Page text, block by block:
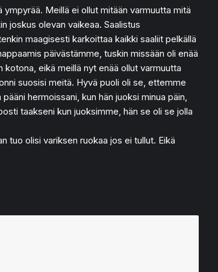
Meillä ei ollut mitään varmuutta mitä
joskus olevan vaikeaa. Saalistus
maagisesti karkoittaa kaikki saaliit pelkällä
päivästämme, tuskin missään oli enää
eikä meillä nyt enää ollut varmuutta
suosisi meitä. Hyvä puoli oli se, ettemme
hermoissani, kun hän juoksi minua päin,
taakseni kun juoksimme, hän se oli se jolla
tuo olisi variksen ruokaa jos ei tullut. Eikä